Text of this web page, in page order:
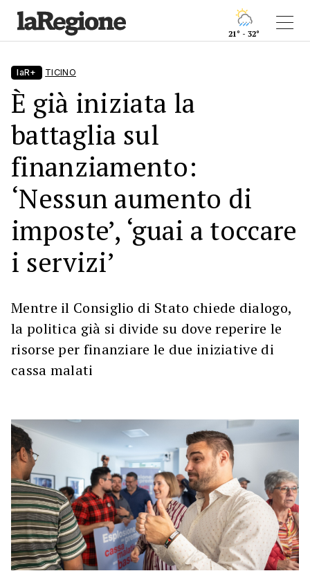
21° - 32°
laR+ TICINO
È già iniziata la
battaglia sul
finanziamento:
‘Nessun aumento di
imposte’, ‘guai a toccare
i servizi’
Mentre il Consiglio di Stato chiede dialogo,
la politica già si divide su dove reperire le
risorse per finanziare le due iniziative di
cassa malati